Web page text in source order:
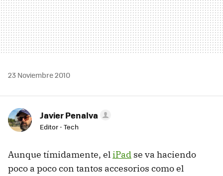
23 Noviembre 2010
Javier Penalva
Editor - Tech
Aunque tímidamente, eliPad se va haciendo
poco a poco con tantos accesorios como el